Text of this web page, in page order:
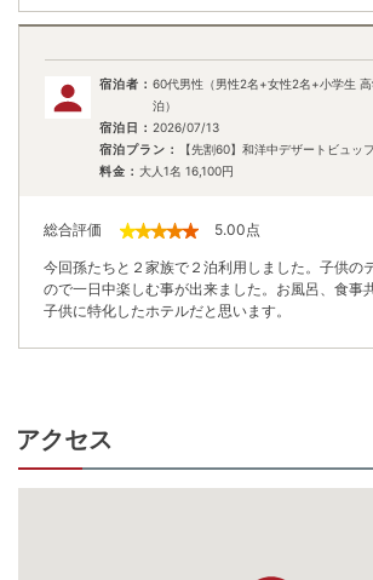
宿泊者： 60代男性（男性2名+女性2名+小学生
泊）
宿泊日： 2026/07/13
宿泊プラン：
【先割60】和洋中デザートビュッ
料金： 大人1名 16,100円
総合評価 5.00点
今回孫たちと２家族で２泊利用しました。子供の
ので一日中楽しむ事が出来ました。お風呂、食事
子供に特化したホテルだと思います。
アクセス